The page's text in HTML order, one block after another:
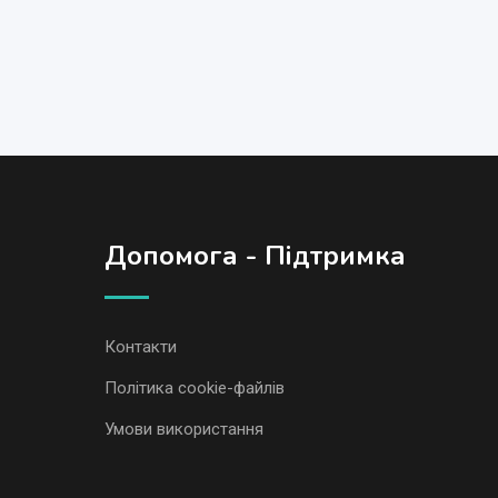
Допомога - Підтримка
Контакти
Політика cookie-файлів
Умови використання